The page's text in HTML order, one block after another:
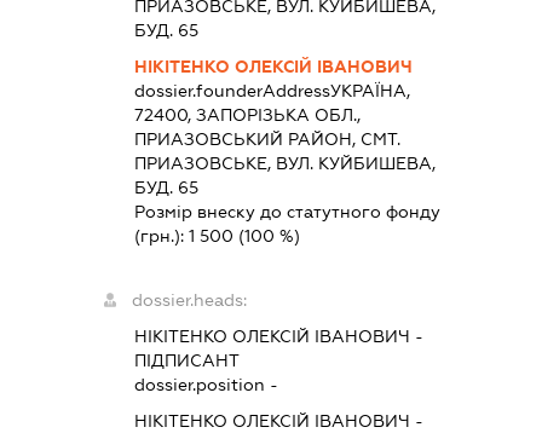
ПРИАЗОВСЬКЕ, ВУЛ. КУЙБИШЕВА,
БУД. 65
НІКІТЕНКО ОЛЕКСІЙ ІВАНОВИЧ
dossier.founderAddressУКРАЇНА,
72400, ЗАПОРIЗЬКА ОБЛ.,
ПРИАЗОВСЬКИЙ РАЙОН, СМТ.
ПРИАЗОВСЬКЕ, ВУЛ. КУЙБИШЕВА,
БУД. 65
Розмір внеску до статутного фонду
(грн.): 1 500 (100 %)
dossier.heads:
НІКІТЕНКО ОЛЕКСІЙ ІВАНОВИЧ -
ПІДПИСАНТ
dossier.position -
НІКІТЕНКО ОЛЕКСІЙ ІВАНОВИЧ -